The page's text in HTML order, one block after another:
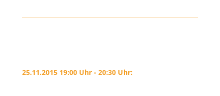
25.11.2015 19:00 Uhr - 20:30 Uhr: